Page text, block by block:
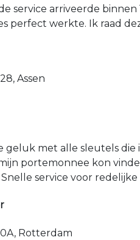
service arriveerde
perfect werkte. Ik raad
Assen
geluk met alle sleutels
portemonnee kon
service voor redelijke
Rotterdam